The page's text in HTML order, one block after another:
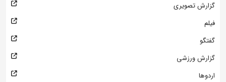
گزارش تصویری
فیلم
گفتگو
گزارش ورزشی
اردوها